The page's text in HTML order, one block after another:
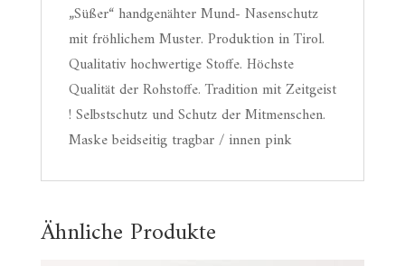
„Süßer“ handgenähter Mund- Nasenschutz
mit fröhlichem Muster. Produktion in Tirol.
Qualitativ hochwertige Stoffe. Höchste
Qualität der Rohstoffe. Tradition mit Zeitgeist
! Selbstschutz und Schutz der Mitmenschen.
Maske beidseitig tragbar / innen pink
Ähnliche Produkte